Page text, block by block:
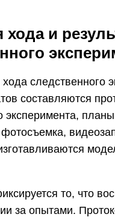
и
следственного
составляются
эксперимента,
то, что
за опытами.